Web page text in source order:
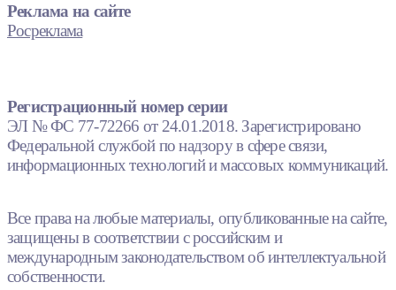
Реклама на сайте
Росреклама
Регистрационный номер серии
ЭЛ № ФС 77-72266 от 24.01.2018. Зарегистрировано
Федеральной службой по надзору в сфере связи,
информационных технологий и массовых коммуникаций.
Все права на любые материалы, опубликованные на сайте,
защищены в соответствии с российским и
международным законодательством об интеллектуальной
собственности.